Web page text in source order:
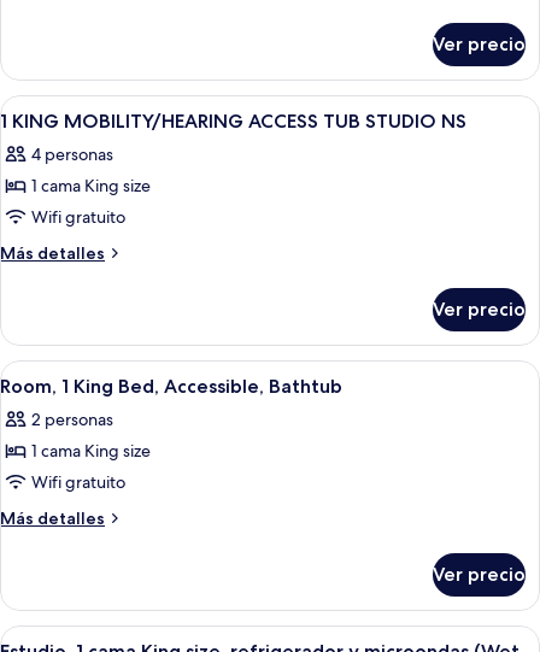
ACCESS
W/TUB
KING
MOBILITY/HEARING
ACCESS
Ver precio
Abrir
todas
las
fotos
de
1
ACCESS
TUB
STUDIO
NS
Un moderno edificio de hotel con
1
1 KING MOBILITY/HEARING ACCESS TUB STUDIO NS
4 personas
1 cama King size
Wifi gratuito
Más detalles
Más
KING
MOBILITY/HEARING
ACCESS
STUDIO
NS
Ver precio
Abrir
todas
las
fotos
de
Room,
Bed,
Accessible,
Habitación de hotel con cama,
7
Room, 1 King Bed, Accessible, Bathtub
2 personas
1 cama King size
Wifi gratuito
Más detalles
Más
1
King
Bed,
Ver precio
Abrir
Un baño moderno con un lavabo
9